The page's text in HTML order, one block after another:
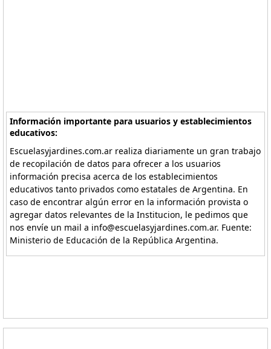
Información importante para usuarios y establecimientos
educativos:
Escuelasyjardines.com.ar realiza diariamente un gran trabajo
de recopilación de datos para ofrecer a los usuarios
información precisa acerca de los establecimientos
educativos tanto privados como estatales de Argentina. En
caso de encontrar algún error en la información provista o
agregar datos relevantes de la Institucion, le pedimos que
nos envíe un mail a info@escuelasyjardines.com.ar. Fuente:
Ministerio de Educación de la República Argentina.